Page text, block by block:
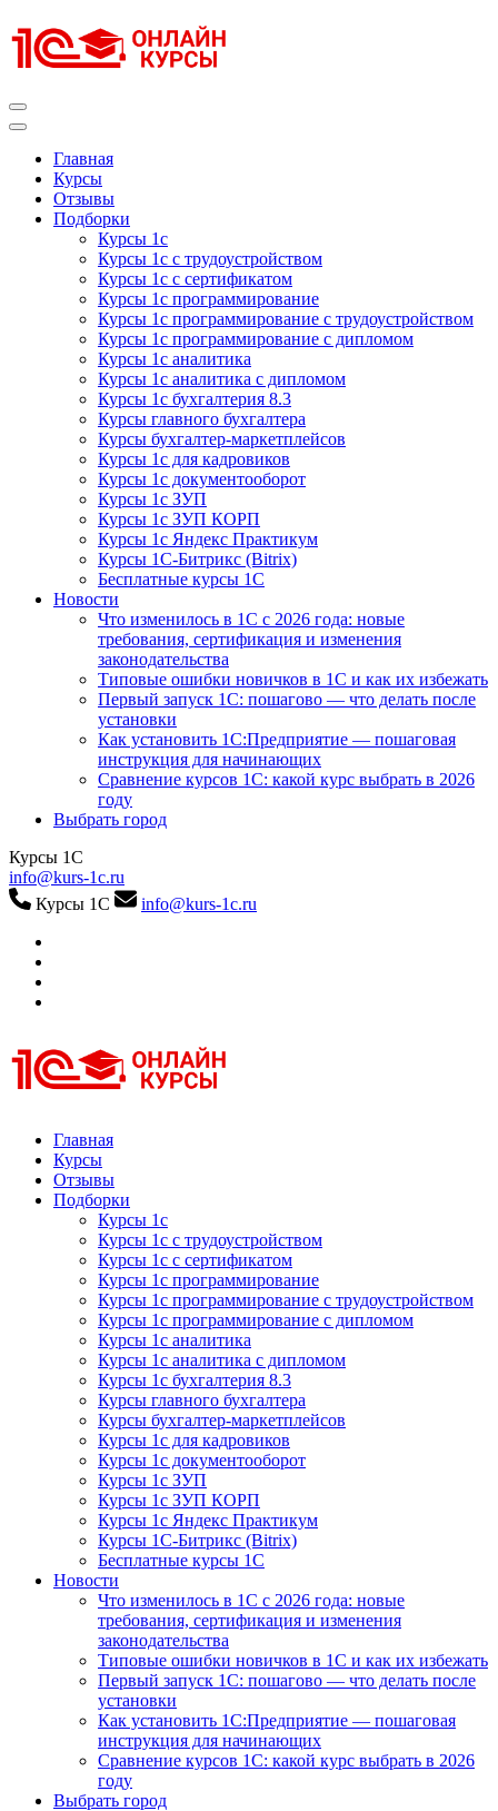
к
содержимому
Главная
Курсы
Отзывы
Подборки
Курсы 1с
Курсы 1с с трудоустройством
Курсы 1с с сертификатом
Курсы 1с программирование
Курсы 1с программирование с трудоустройством
Курсы 1с программирование с дипломом
Курсы 1с аналитика
Курсы 1с аналитика с дипломом
Курсы 1с бухгалтерия 8.3
Курсы главного бухгалтера
Курсы бухгалтер-маркетплейсов
Курсы 1с для кадровиков
Курсы 1с документооборот
Курсы 1с ЗУП
Курсы 1с ЗУП КОРП
Курсы 1с Яндекс Практикум
Курсы 1С-Битрикс (Bitrix)
Бесплатные курсы 1С
Новости
Что изменилось в 1С с 2026 года: новые
требования, сертификация и изменения
законодательства
Типовые ошибки новичков в 1С и как их избежать
Первый запуск 1С: пошагово — что делать после
установки
Как установить 1С:Предприятие — пошаговая
инструкция для начинающих
Сравнение курсов 1С: какой курс выбрать в 2026
году
Выбрать город
Курсы 1С
info@kurs-1c.ru
Курсы 1С
info@kurs-1c.ru
Курсы 1С
Курсы 1С официальная сертификация
Главная
Курсы
Отзывы
Подборки
Курсы 1с
Курсы 1с с трудоустройством
Курсы 1с с сертификатом
Курсы 1с программирование
Курсы 1с программирование с трудоустройством
Курсы 1с программирование с дипломом
Курсы 1с аналитика
Курсы 1с аналитика с дипломом
Курсы 1с бухгалтерия 8.3
Курсы главного бухгалтера
Курсы бухгалтер-маркетплейсов
Курсы 1с для кадровиков
Курсы 1с документооборот
Курсы 1с ЗУП
Курсы 1с ЗУП КОРП
Курсы 1с Яндекс Практикум
Курсы 1С-Битрикс (Bitrix)
Бесплатные курсы 1С
Новости
Что изменилось в 1С с 2026 года: новые
требования, сертификация и изменения
законодательства
Типовые ошибки новичков в 1С и как их избежать
Первый запуск 1С: пошагово — что делать после
установки
Как установить 1С:Предприятие — пошаговая
инструкция для начинающих
Сравнение курсов 1С: какой курс выбрать в 2026
году
Выбрать город